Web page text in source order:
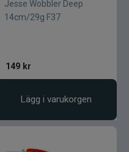
Jesse Wobbler Deep
14cm/29g F37
149 kr
Lägg i varukorgen